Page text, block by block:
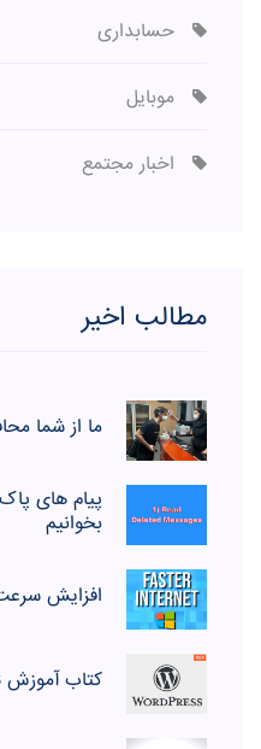
حسابداری
موبایل
اخبار مجتمع
مطالب اخیر
ما از شما
پیام های
بخوانیم
افزایش سرعت
کتاب آموزش WORDPRESS